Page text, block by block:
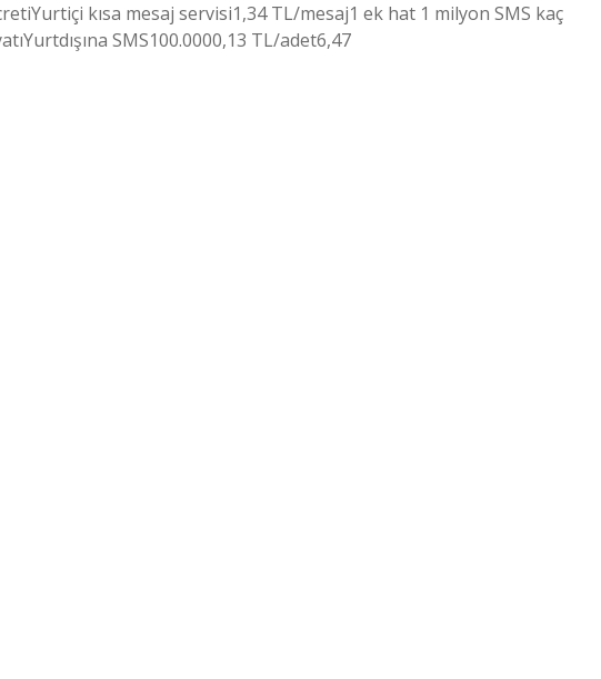
kısa mesaj servisi1,34 ​​TL/mesaj1 ek hat 1 milyon SMS kaç
SMS100.0000,13 TL/adet6,47